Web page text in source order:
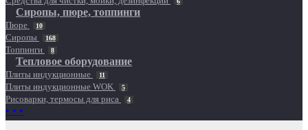
Сиропы, пюре, топпинги
Пюре 10
Сиропы 168
Топпинги 8
Тепловое оборудование
Плиты индукционные 11
Плиты индукционные WOK 5
Рисоварки, термосы для риса 4
• • •